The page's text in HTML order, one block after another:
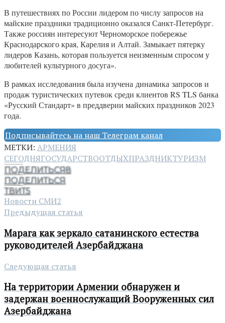
В путешествиях по России лидером по числу запросов на
майские праздники традиционно оказался Санкт-Петербург.
Также россиян интересуют Черноморское побережье
Краснодарского края, Карелия и Алтай. Замыкает пятерку
лидеров Казань, которая пользуется неизменным спросом у
любителей культурного досуга».
В рамках исследования была изучена динамика запросов и
продаж туристических путевок среди клиентов RS TLS банка
«Русский Стандарт» в преддверии майских праздников 2023
года.
Подписывайтесь на наш Телеграм канал
МЕТКИ: АРМЕНИЯ
СЕГОДНЯГОСУДАРСТВООТДЫХПРАЗДНИКТУРИЗМ
ПОДЕЛИТЬСЯ8
ПОДЕЛИТЬСЯ
ТВИТ5
Новости СМИ2
Предыдущая статья
Марага как зеркало сатанинского естества
руководителей Азербайджана
Следующая статья
На территории Армении обнаружен и
задержан военнослужащий Вооруженных сил
Азербайджана